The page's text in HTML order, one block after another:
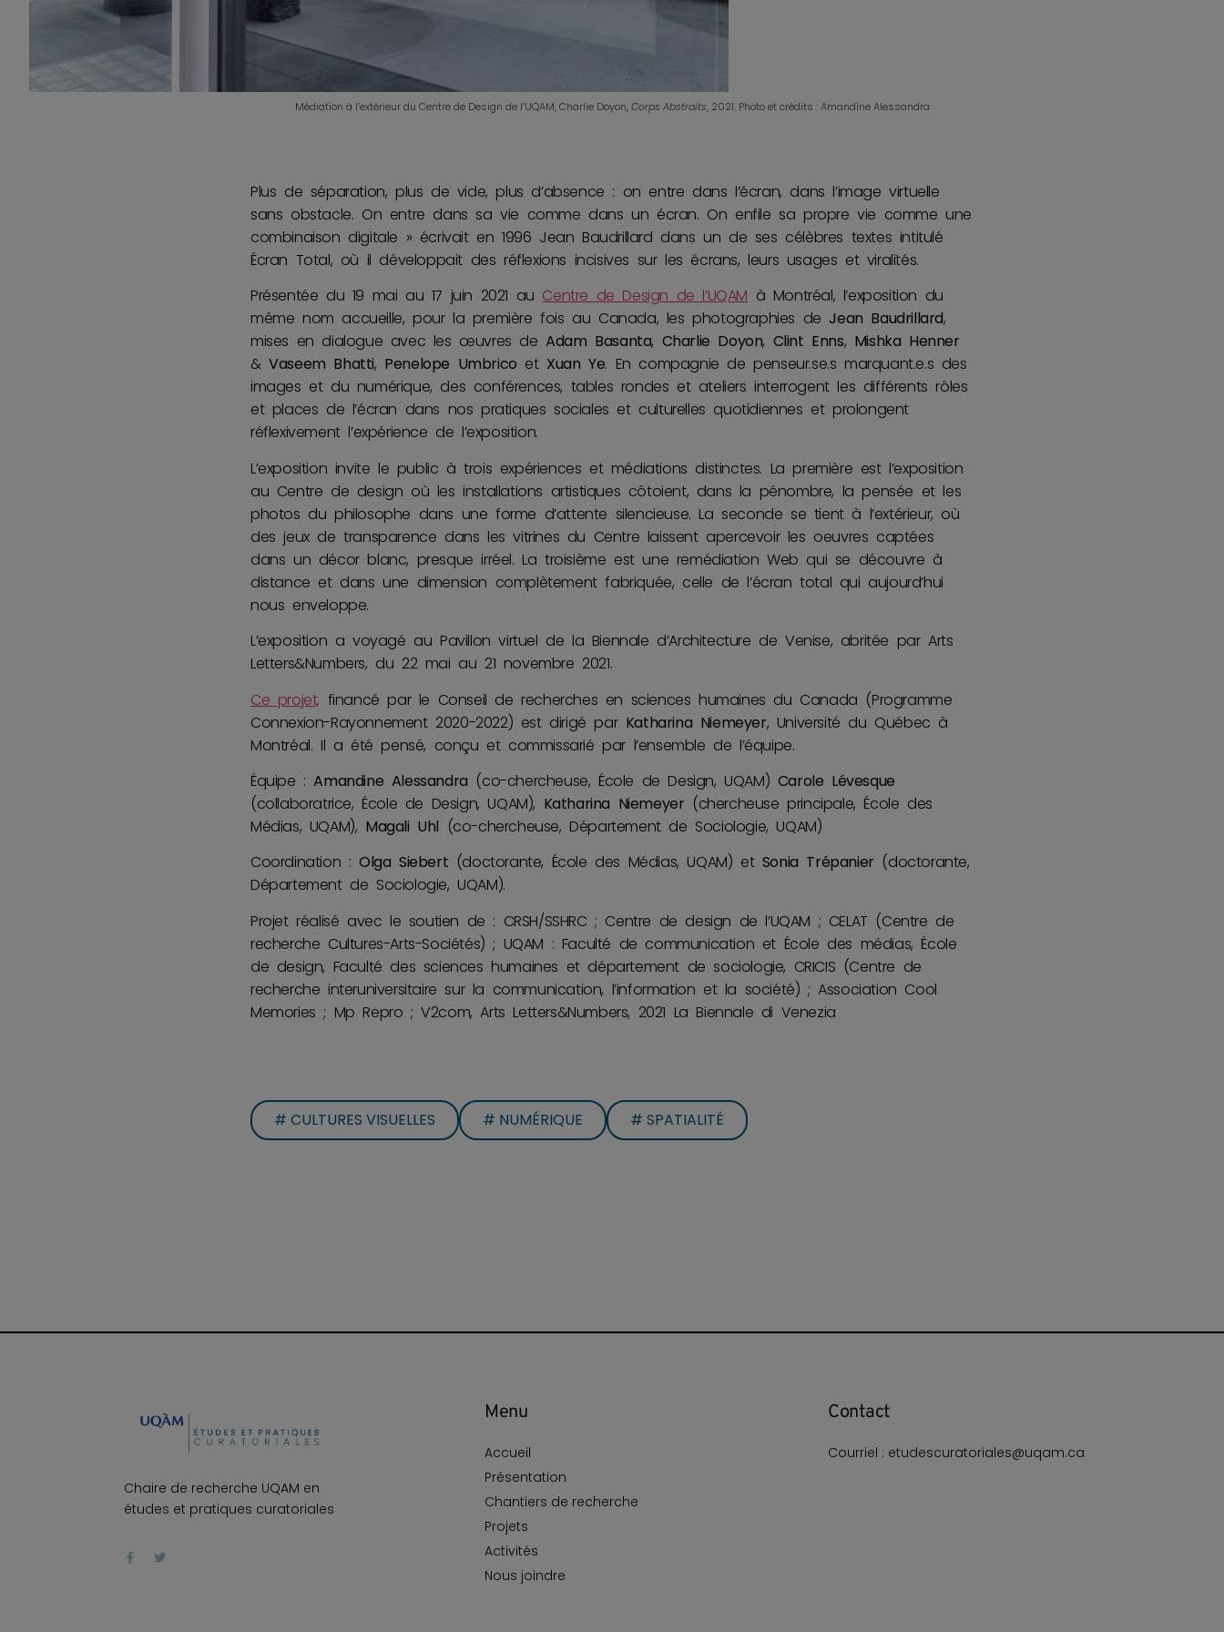
Médiation à l’extérieur du Centre de Design de l’UQAM, Charlie Doyon,Corps Abstraits, 2021. Photo et crédits : Amandine Alessandra
Plus de séparation, plus de vide, plus d’absence : on entre dans l’écran, dans l’image virtuelle
sans obstacle. On entre dans sa vie comme dans un écran. On enfile sa propre vie comme une
combinaison digitale » écrivait en 1996 Jean Baudrillard dans un de ses célèbres textes intitulé
Écran Total, où il développait des réflexions incisives sur les écrans, leurs usages et viralités.
Présentée du 19 mai au 17 juin 2021 au Centre de Design de l’UQAM à Montréal, l’exposition du
même nom accueille, pour la première fois au Canada, les photographies deJean Baudrillard,
mises en dialogue avec les œuvres deAdam Basanta, Charlie Doyon, Clint Enns, Mishka Henner
&Vaseem Bhatti, Penelope Umbrico et Xuan Ye. En compagnie de penseur.se.s marquant.e.s des
images et du numérique, des conférences, tables rondes et ateliers interrogent les différents rôles
et places de l’écran dans nos pratiques sociales et culturelles quotidiennes et prolongent
réflexivement l’expérience de l’exposition.
L’exposition invite le public à trois expériences et médiations distinctes. La première est l’exposition
au Centre de design où les installations artistiques côtoient, dans la pénombre, la pensée et les
photos du philosophe dans une forme d’attente silencieuse. La seconde se tient à l’extérieur, où
des jeux de transparence dans les vitrines du Centre laissent apercevoir les oeuvres captées
dans un décor blanc, presque irréel. La troisième est une remédiation Web qui se découvre à
distance et dans une dimension complètement fabriquée, celle de l’écran total qui aujourd’hui
nous enveloppe.
L’exposition a voyagé au Pavillon virtuel de la Biennale d’Architecture de Venise, abritée par Arts
Letters&Numbers, du 22 mai au 21 novembre 2021.
Ce projet, financé par le Conseil de recherches en sciences humaines du Canada (Programme
Connexion-Rayonnement 2020-2022) est dirigé par Katharina Niemeyer, Université du Québec à
Montréal. Il a été pensé, conçu et commissarié par l’ensemble de l’équipe.
Équipe :Amandine Alessandra (co-chercheuse, École de Design, UQAM) Carole Lévesque
(collaboratrice, École de Design, UQAM), Katharina Niemeyer (chercheuse principale, École des
Médias, UQAM), Magali Uhl (co-chercheuse, Département de Sociologie, UQAM)
Coordination : Olga Siebert (doctorante, École des Médias, UQAM) et Sonia Trépanier (doctorante,
Département de Sociologie, UQAM).
Projet réalisé avec le soutien de : CRSH/SSHRC ; Centre de design de l’UQAM ; CELAT (Centre de
recherche Cultures-Arts-Sociétés) ; UQAM : Faculté de communication et École des médias, École
de design, Faculté des sciences humaines et département de sociologie, CRICIS (Centre de
recherche interuniversitaire sur la communication, l’information et la société) ; Association Cool
Memories ; Mp Repro ; V2com, Arts Letters&Numbers, 2021 La Biennale di Venezia
# CULTURES VISUELLES # NUMÉRIQUE # SPATIALITÉ
Chaire de recherche UQAM en
études et pratiques curatoriales
Menu
Accueil
Présentation
Chantiers de recherche
Projets
Activités
Nous joindre
Contact
Courriel : etudescuratoriales@uqam.ca